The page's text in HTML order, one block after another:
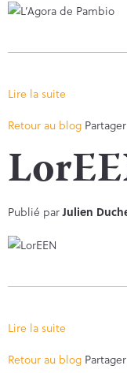
Lire la suite
Retour au blog
Publié parJulien
Lire la suite
Retour au blog